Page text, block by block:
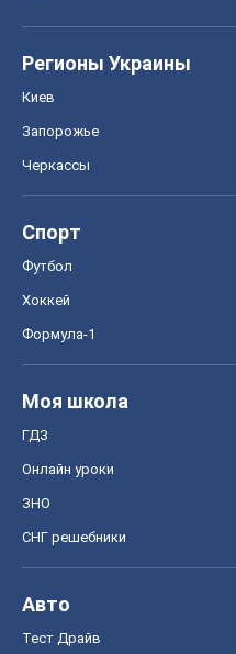
Регионы Украины
Киев
Запорожье
Черкассы
Спорт
Футбол
Хоккей
Формула-1
Моя школа
ГДЗ
Онлайн уроки
ЗНО
СНГ решебники
Авто
Тест Драйв